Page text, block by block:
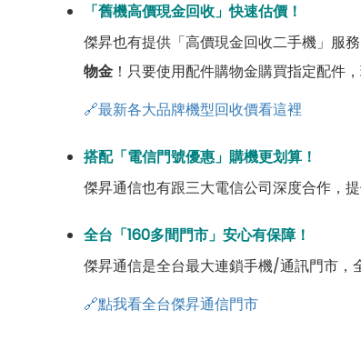
「舊機高價現金回收」快速估價！
傑昇也有提供「高價現金回收二手機」服
物金 ！只要使用配件購物金購買指定配件
🔗最新各大品牌機型回收價看這裡
搭配「電信門號優惠」購機更划算！
傑昇通信也有跟三大電信公司深度合作，
全台「160多間門市」安心有保障！
傑昇通信是全台最大連鎖手機/通訊門市，
🔗點我看全台傑昇通信門市